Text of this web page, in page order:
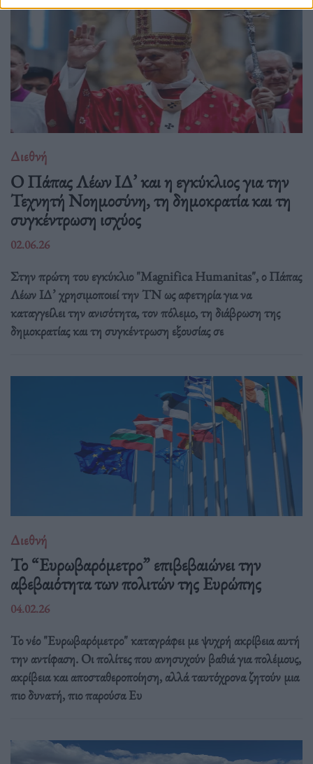
Διεθνή
Ο Πάπας Λέων ΙΔ’ και η εγκύκλιος για την
Τεχνητή Νοημοσύνη, τη δημοκρατία και τη
συγκέντρωση ισχύος
02.06.26
Στην πρώτη του εγκύκλιο "Magnifica Humanitas", ο Πάπας
Λέων ΙΔ’ χρησιμοποιεί την ΤΝ ως αφετηρία για να
καταγγείλει την ανισότητα, τον πόλεμο, τη διάβρωση της
δημοκρατίας και τη συγκέντρωση εξουσίας σε
Διεθνή
Το “Ευρωβαρόμετρο” επιβεβαιώνει την
αβεβαιότητα των πολιτών της Ευρώπης
04.02.26
Το νέο "Ευρωβαρόμετρο" καταγράφει με ψυχρή ακρίβεια αυτή
την αντίφαση. Oι πολίτες που ανησυχούν βαθιά για πολέμους,
ακρίβεια και αποσταθεροποίηση, αλλά ταυτόχρονα ζητούν μια
πιο δυνατή, πιο παρούσα Ευ